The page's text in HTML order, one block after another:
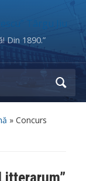
Din 1890.”
» Concurs